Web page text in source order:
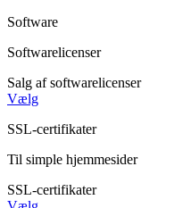
Software
Softwarelicenser
Salg af softwarelicenser
Vælg
SSL-certifikater
Til simple hjemmesider
SSL-certifikater